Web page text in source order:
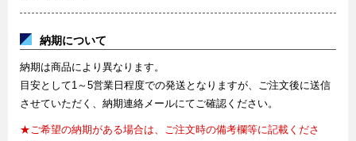
納期について
納期は商品により異なります。
目安として1～5営業日程度での発送となりますが、ご注文後に送信
させていただく、納期連絡メールにてご確認ください。
★ご希望の納期がある場合は、ご注文時の備考欄等に記載くださ